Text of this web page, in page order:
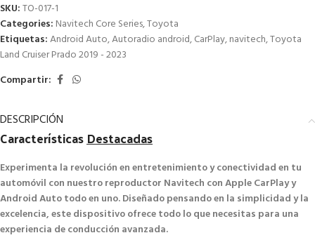
SKU:TO-017-1
Categories: Navitech Core Series,Toyota
Etiquetas:Android Auto,Autoradio android,CarPlay,navitech,Toyota
Land Cruiser Prado 2019 - 2023
Compartir:
DESCRIPCIÓN
CaracterísticasDestacadas
Experimenta la revolución en entretenimiento y conectividad en tu
automóvil con nuestro reproductor Navitech con Apple CarPlay y
Android Auto todo en uno. Diseñado pensando en la simplicidad y la
excelencia, este dispositivo ofrece todo lo que necesitas para una
experiencia de conducción avanzada.